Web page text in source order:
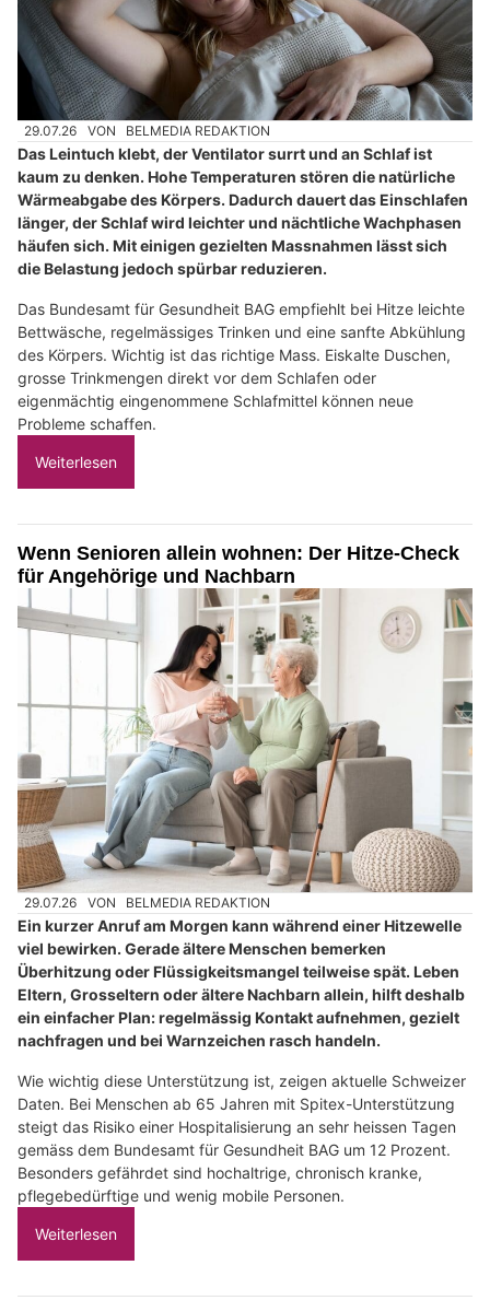
29.07.26 VON BELMEDIA REDAKTION
Das Leintuch klebt, der Ventilator surrt und an Schlaf ist
kaum zu denken. Hohe Temperaturen stören die natürliche
Wärmeabgabe des Körpers. Dadurch dauert das Einschlafen
länger, der Schlaf wird leichter und nächtliche Wachphasen
häufen sich. Mit einigen gezielten Massnahmen lässt sich
die Belastung jedoch spürbar reduzieren.
Das Bundesamt für Gesundheit BAG empfiehlt bei Hitze leichte
Bettwäsche, regelmässiges Trinken und eine sanfte Abkühlung
des Körpers. Wichtig ist das richtige Mass. Eiskalte Duschen,
grosse Trinkmengen direkt vor dem Schlafen oder
eigenmächtig eingenommene Schlafmittel können neue
Probleme schaffen.
Weiterlesen
Wenn Senioren allein wohnen: Der Hitze-Check
für Angehörige und Nachbarn
29.07.26 VON BELMEDIA REDAKTION
Ein kurzer Anruf am Morgen kann während einer Hitzewelle
viel bewirken. Gerade ältere Menschen bemerken
Überhitzung oder Flüssigkeitsmangel teilweise spät. Leben
Eltern, Grosseltern oder ältere Nachbarn allein, hilft deshalb
ein einfacher Plan: regelmässig Kontakt aufnehmen, gezielt
nachfragen und bei Warnzeichen rasch handeln.
Wie wichtig diese Unterstützung ist, zeigen aktuelle Schweizer
Daten. Bei Menschen ab 65 Jahren mit Spitex-Unterstützung
steigt das Risiko einer Hospitalisierung an sehr heissen Tagen
gemäss dem Bundesamt für Gesundheit BAG um 12 Prozent.
Besonders gefährdet sind hochaltrige, chronisch kranke,
pflegebedürftige und wenig mobile Personen.
Weiterlesen